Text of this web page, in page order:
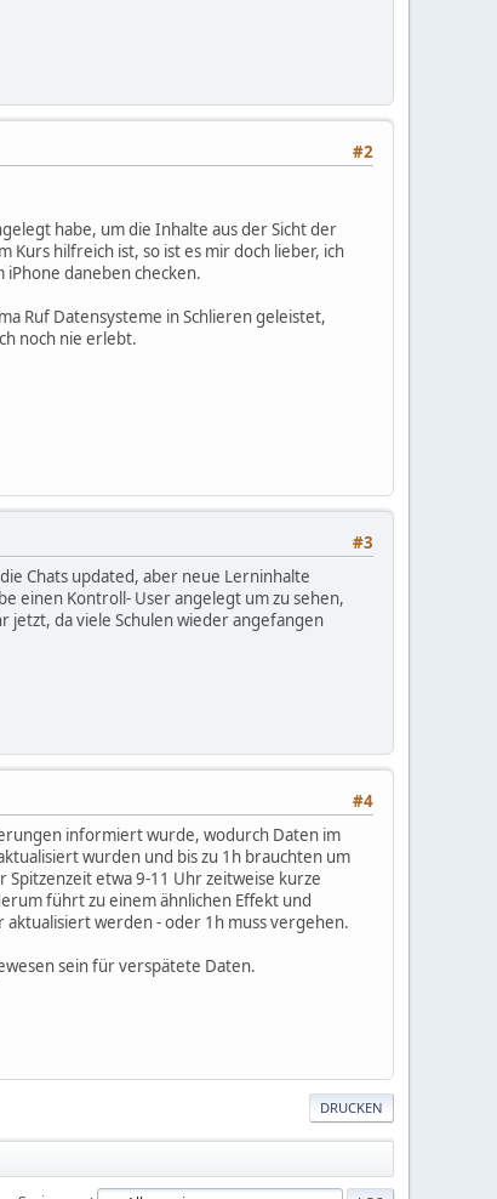
#2
habe, um die Inhalte aus der Sicht der
Kurs hilfreich ist, so ist es mir doch lieber, ich
daneben checken.
Ruf Datensysteme in Schlieren geleistet,
noch nie erlebt.
#3
Chats updated, aber neue Lerninhalte
einen Kontroll- User angelegt um zu sehen,
jetzt, da viele Schulen wieder angefangen
#4
informiert wurde, wodurch Daten im
wurden und bis zu 1h brauchten um
etwa 9-11 Uhr zeitweise kurze
führt zu einem ähnlichen Effekt und
werden - oder 1h muss vergehen.
sein für verspätete Daten.
DRUCKEN